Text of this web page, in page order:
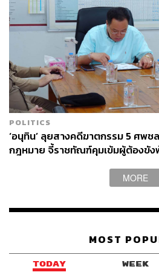
POLITICS
‘อนุทิน’ ลุยสางคดีฆาตกรรม 5 ศพช
กฎหมาย จี้ราชทัณฑ์คุมเข้มผู้ต้องขัง
MORE
MOST
TODAY WEEK